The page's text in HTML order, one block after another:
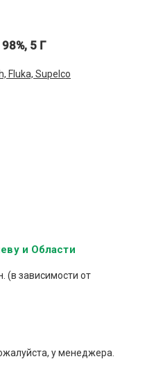
5 Г
Fluka, Supelco
и Области
(в зависимости от
у менеджера.